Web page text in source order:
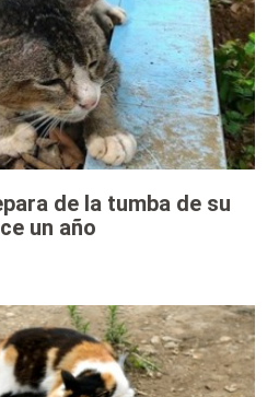
de la tumba de su
un año